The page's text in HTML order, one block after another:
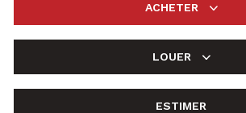
ACHETER
LOUER
ESTIMER